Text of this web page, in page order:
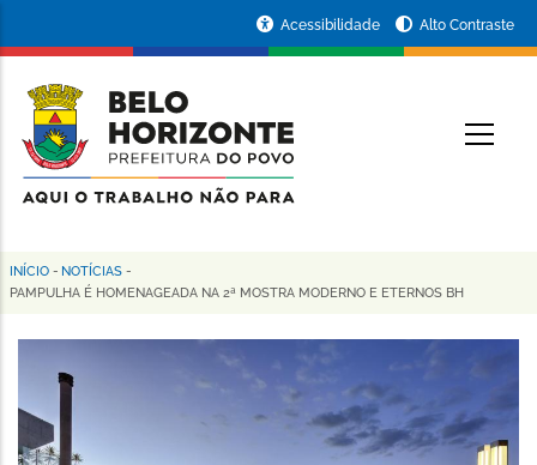
conteúdo
principal
da
Prefeitura
de
Horizonte
Acessibilidade Alto Contraste
Trilha
navegação
INÍCIO - NOTÍCIAS -
PAMPULHA É HOMENAGEADA NA 2ª MOSTRA MODERNO E ETERNOS BH